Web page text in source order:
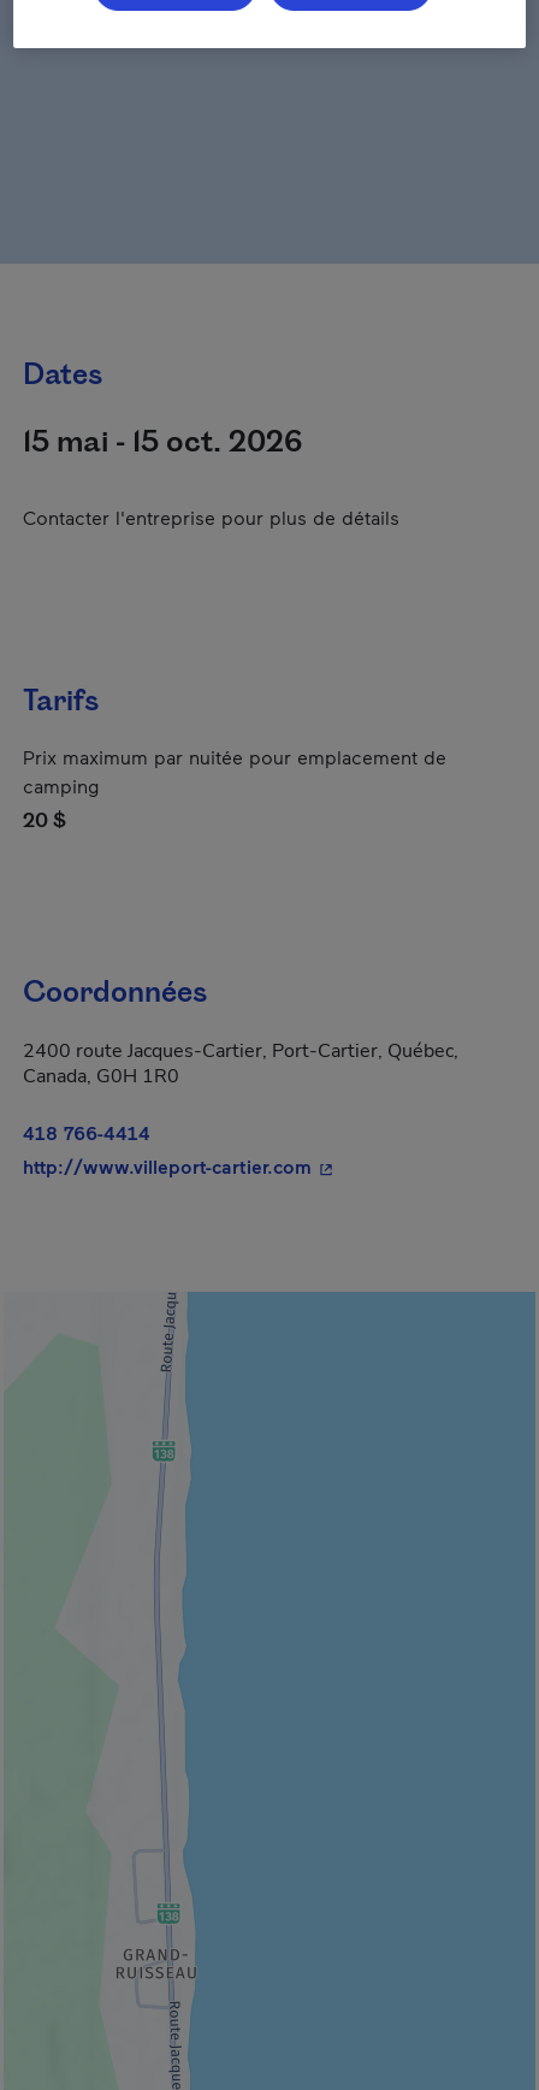
Dates
15 mai - 15 oct. 2026
Contacter l'entreprise pour plus de détails
Tarifs
Prix maximum par nuitée pour emplacement de
camping
20 $
Coordonnées
2400 route Jacques-Cartier, Port-Cartier, Québec,
Canada, G0H 1R0
418 766-4414
http://www.villeport-cartier.com - Cet hyperlien